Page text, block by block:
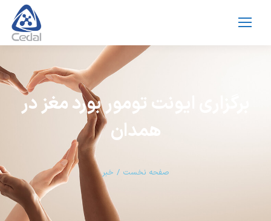
برگزاری ایونت تومور بورد مغز در
همدان
مکان شما:
صفحه نخست خبر